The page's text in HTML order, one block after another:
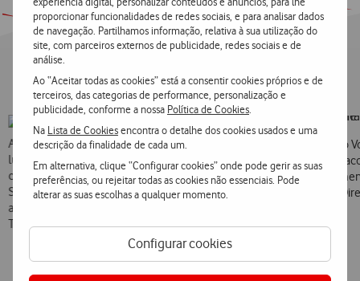
proporcionar funcionalidades de redes sociais, e para analisar dados
de navegação. Partilhamos informação, relativa à sua utilização do
site, com parceiros externos de publicidade, redes sociais e de
análise.
Ao “Aceitar todas as cookies” está a consentir cookies próprios e de
terceiros, das categorias de performance, personalização e
publicidade, conforme a nossa Política de Cookies
Na Lista de Cookiesencontra o detalhe dos cookies usados e uma
descrição da finalidade de cada um.
Em alternativa, clique “Configurar cookies” onde pode gerir as suas
preferências, ou rejeitar todas as cookies não essenciais. Pode
alterar as suas escolhas a qualquer momento.
Configurar cookies
A nossa história
A Fundação Vodafone é uma instituição sem fins
lucrativos constituída em 2001 com o objetivo de
contribuir para o desenvolvimento de uma
Sociedade mais inclusiva e sustentável, colocando
ao serviço da Sociedade o seu conhecimento e
Tecnologia.
A Fundação
Sociais, de
Conselho